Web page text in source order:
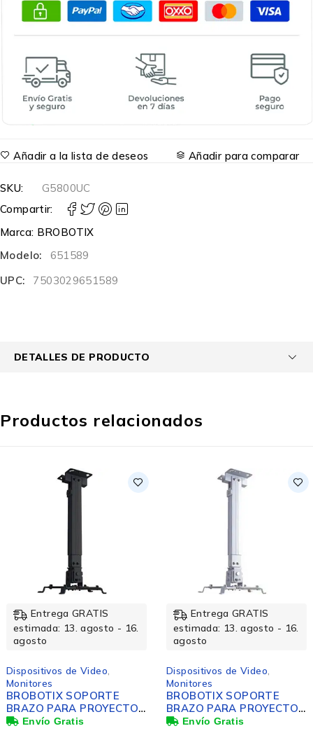
Añadir a la lista de deseos Añadir para comparar
SKU:
G5800UC
Compartir:
Marca: BROBOTIX
Modelo:
651589
UPC:
7503029651589
DETALLES DE PRODUCTO
Productos relacionados
agosto - 16.
Video,
Entrega GRATIS
estimada: 13. agosto - 16.
Dispositivos de Video,
BROBOTIX SOPORTE
BRAZO PARA PROYECTOR
TECHO PARED
estimada:
Dispositivos
SOPORTE
PARA